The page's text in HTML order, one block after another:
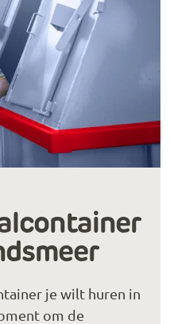
je wilt huren in
om de